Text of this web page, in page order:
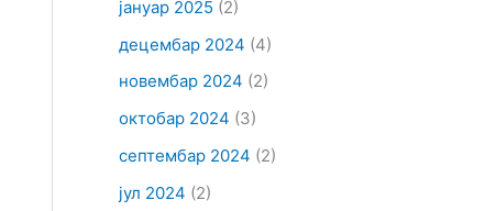
јануар 2025 (2)
децембар 2024 (4)
новембар 2024 (2)
октобар 2024 (3)
септембар 2024 (2)
јул 2024 (2)